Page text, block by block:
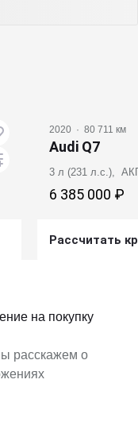
2020 · 80 711 км
Audi Q7
3 л (231 л.с.),
6 385 000 ₽
Рассчитать
на покупку
расскажем о